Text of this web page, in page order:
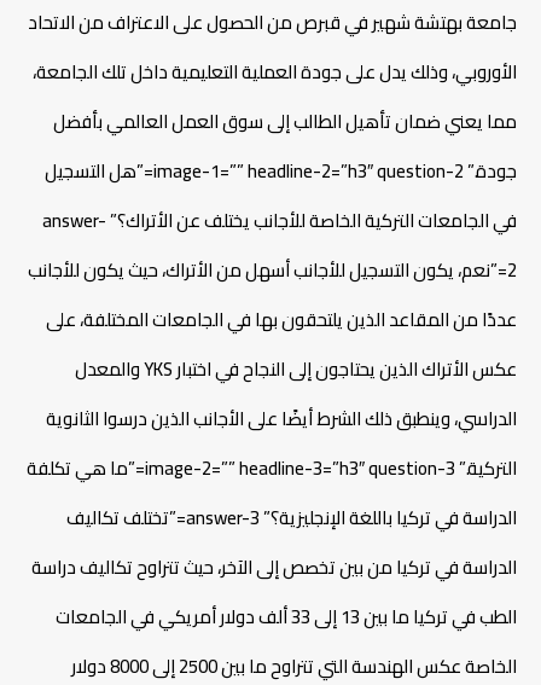
جامعة بهتشة شهير في قبرص من الحصول على الاعتراف من الاتحاد
الأوروبي، وذلك يدل على جودة العملية التعليمية داخل تلك الجامعة،
مما يعني ضمان تأهيل الطالب إلى سوق العمل العالمي بأفضل
جودة.” image-1=”” headline-2=”h3″ question-2=”هل التسجيل
في الجامعات التركية الخاصة للأجانب يختلف عن الأتراك؟” answer-
2=”نعم، يكون التسجيل للأجانب أسهل من الأتراك، حيث يكون للأجانب
عددًا من المقاعد الذين يلتحقون بها في الجامعات المختلفة، على
عكس الأتراك الذين يحتاجون إلى النجاح في اختبار YKS والمعدل
الدراسي، وينطبق ذلك الشرط أيضًا على الأجانب الذين درسوا الثانوية
التركية.” image-2=”” headline-3=”h3″ question-3=”ما هي تكلفة
الدراسة في تركيا باللغة الإنجليزية؟” answer-3=”تختلف تكاليف
الدراسة في تركيا من بين تخصص إلى الآخر، حيث تتراوح تكاليف دراسة
الطب في تركيا ما بين 13 إلى 33 ألف دولار أمريكي في الجامعات
الخاصة عكس الهندسة التي تتراوح ما بين 2500 إلى 8000 دولار